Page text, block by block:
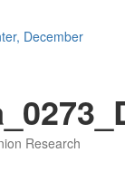
December
Research